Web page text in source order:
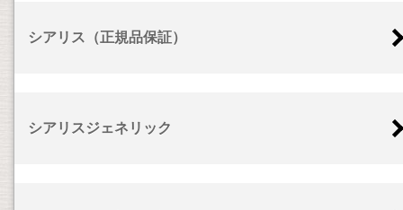
シアリス（正規品保証）
シアリスジェネリック